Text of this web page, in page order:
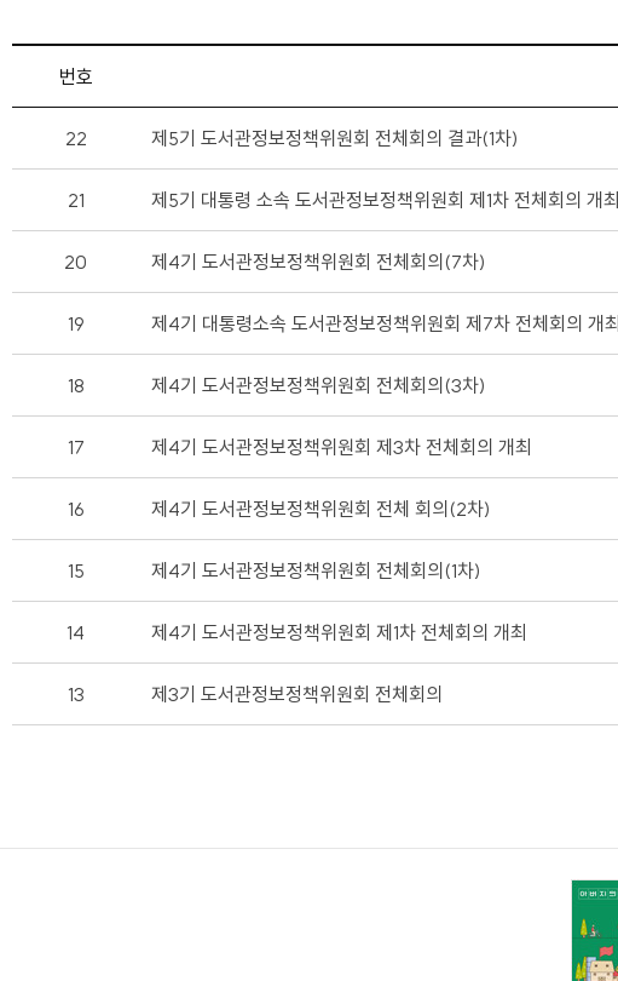
번호
22 제5기 도서관정보정책위원회 전체회의 결과(1차)
21 제5기 대통령 소속 도서관정보정책위원회 제1차 전체회의 개최
20 제4기 도서관정보정책위원회 전체회의(7차)
19 제4기 대통령소속 도서관정보정책위원회 제7차 전체회의 개최
18 제4기 도서관정보정책위원회 전체회의(3차)
17 제4기 도서관정보정책위원회 제3차 전체회의 개최
16 제4기 도서관정보정책위원회 전체 회의(2차)
15 제4기 도서관정보정책위원회 전체회의(1차)
14 제4기 도서관정보정책위원회 제1차 전체회의 개최
13 제3기 도서관정보정책위원회 전체회의